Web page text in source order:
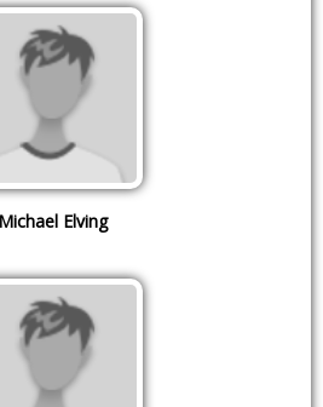
Michael Elving